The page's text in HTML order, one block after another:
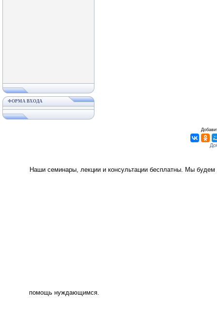
ФОРМА ВХОДА
Наши семинары, лекции и консультации бесплатны. Мы
помощь нуждающимся.